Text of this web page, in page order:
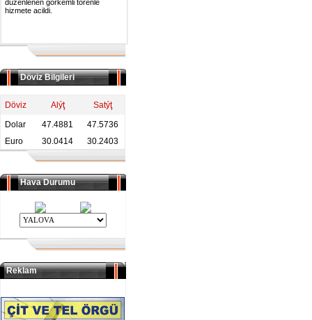
duzenlenen gorkemli torenle
hizmete acildi.
Döviz Bilgileri
Döviz Alýţ
Satýţ
Dolar
47.4881
47.5736
Euro
30.0414 30.2403
Hava Durumu
Reklam